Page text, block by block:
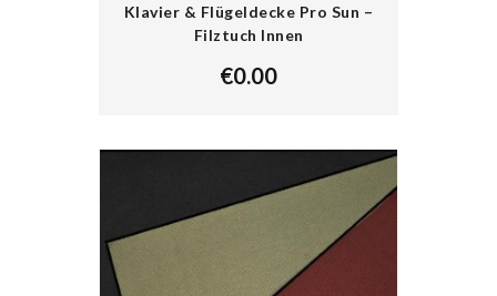
Klavier & Flügeldecke Pro Sun –
Filztuch Innen
€0.00